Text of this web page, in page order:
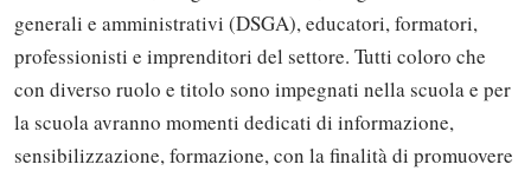
generali e amministrativi (DSGA), educatori, formatori,
professionisti e imprenditori del settore. Tutti coloro che
con diverso ruolo e titolo sono impegnati nella scuola e per
la scuola avranno momenti dedicati di informazione,
sensibilizzazione, formazione, con la finalità di promuovere